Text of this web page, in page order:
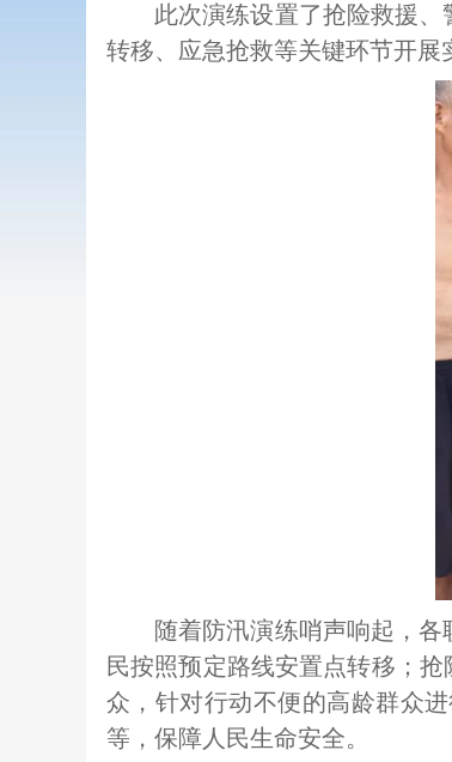
此次演练设置了抢险救援
转移、应急抢救等关键环节开展
随着防汛演练哨声响起，
民按照预定路线安置点转移；
众，针对行动不便的高龄群众
等，保障人民生命安全。